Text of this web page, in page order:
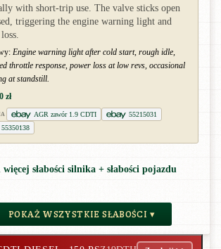
with short-trip use. The valve sticks open
triggering the engine warning light and
Engine warning light after cold start, rough idle,
throttle response, power loss at low revs, occasional
at standstill.
zł
AGR zawór 1.9 CDTI
55215031
55350138
więcej słabości silnika + słabości pojazdu
POKAŻ WSZYSTKIE SŁABOŚCI ▾